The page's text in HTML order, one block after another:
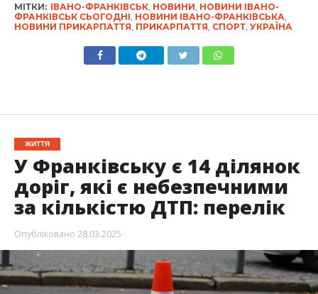
МІТКИ: ІВАНО-ФРАНКІВСЬК, НОВИНИ НОВИНИ ІВАНО-
ФРАНКІВСЬК СЬОГОДНІ НОВИНИ ІВАНО-ФРАНКІВСЬКА
НОВИНИ ПРИКАРПАТТЯ ПРИКАРПАТТЯ СПОРТ, УКРАЇНА
ЖИТТЯ
У Франківську є 14 ділянок
доріг, які є небезпечними
за кількістю ДТП: перелік
Опубліковано 28.03.2025